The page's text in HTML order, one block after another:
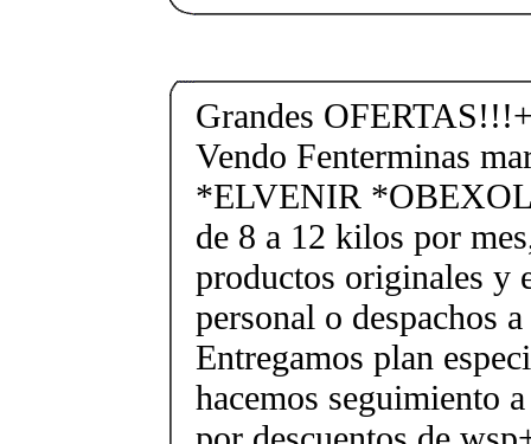
Grandes
Vendo Fenterminas
*ELVENIR
de 8 a 12 kilos por
productos originales y
personal o despachos
Entregamos plan
hacemos seguimiento